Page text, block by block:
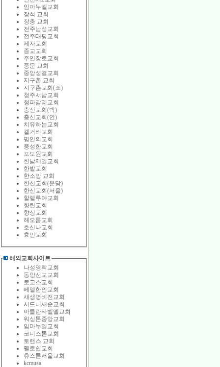
임마누엘교회
장석 교회
장충 교회
전주남성교회
전주태평교회
제자교회
종교교회
주안장로교회
중문 교회
중앙성결교회
지구촌 교회
지구촌교회(조)
청주서남교회
청파감리교회
충신교회(박)
충신교회(안)
치유하는교회
캘거리교회
평안의교회
풍성한교회
포도원교회
한남제일교회
한밭교회
한소망 교회
한신교회(분당)
한신교회(서울)
할렐루야교회
향린교회
향상교회
해오름교회
호산나교회
효민교회
해외교회사이트
나성영락교회
동양선교교회
로고스교회
베델한인교회
새생명비전교회
시드니새순교회
아틀란타벹엘교회
워싱톤중앙교회
임마누엘교회
코너스톤교회
토랜스 교회
휄로쉽교회
휴스톤서울교회
kcmusa